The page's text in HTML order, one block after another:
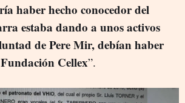
haber hecho conocedor del
estaba dando a unos activos
de Pere Mir, debían haber
Cellex”.